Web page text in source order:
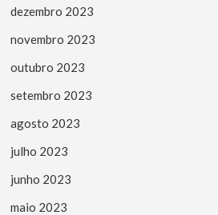
dezembro 2023
novembro 2023
outubro 2023
setembro 2023
agosto 2023
julho 2023
junho 2023
maio 2023